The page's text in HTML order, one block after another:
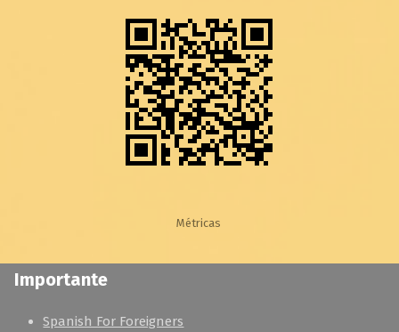
Métricas
Importante
Spanish For Foreigners